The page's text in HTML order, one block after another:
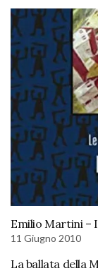
Emilio Martini –
11 Giugno 2010
La ballata della